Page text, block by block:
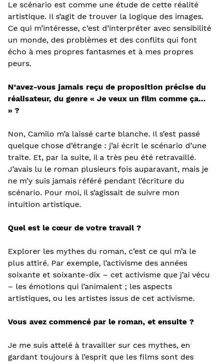
Le scénario est comme une étude de cette réalité
artistique. Il s’agit de trouver la logique des images.
Ce qui m’intéresse, c’est d’interpréter avec sensibilité
un monde, des problèmes et des conflits qui font
écho à mes propres fantasmes et à mes propres
peurs.
N’avez-vous jamais reçu de proposition précise du
réalisateur, du genre « Je veux un film comme ça…
» ?
Non, Camilo m’a laissé carte blanche. Il s’est passé
quelque chose d’étrange : j’ai écrit le scénario d’une
traite. Et, par la suite, il a très peu été retravaillé.
J’avais lu le roman plusieurs fois auparavant, mais je
ne m’y suis jamais référé pendant l’écriture du
scénario. Pour moi, il s’agissait de suivre mon
intuition artistique.
Quel est le cœur de votre travail ?
Explorer les mythes du roman, c’est ce qui m’a le
plus attiré. Par exemple, l’activisme des années
soixante et soixante-dix – cet activisme que j’ai vécu
– ​​les émotions qui l’animaient ; les aspects
artistiques, ou les artistes issus de cet activisme.
Vous avez commencé par le roman, et ensuite ?
Je me suis attelé à travailler sur ces mythes, en
gardant toujours à l’esprit que les films sont des